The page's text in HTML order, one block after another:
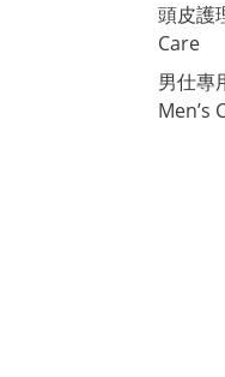
頭皮護
Care
男仕專
Men’s